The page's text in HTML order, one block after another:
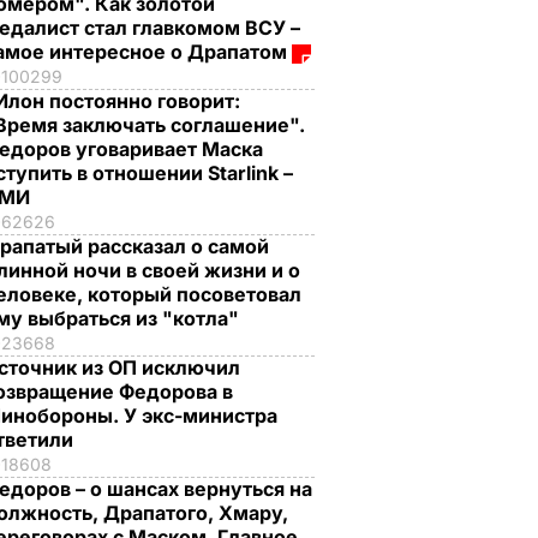
стал главкомом ВСУ –
интересное о Драпатом
100299
постоянно говорит:
заключать соглашение".
уговаривает Маска
в отношении Starlink –
62626
рассказал о самой
ночи в своей жизни и о
который посоветовал
выбраться из "котла"
23668
из ОП исключил
Федорова в
У экс-министра
18608
– о шансах вернуться на
Драпатого, Хмару,